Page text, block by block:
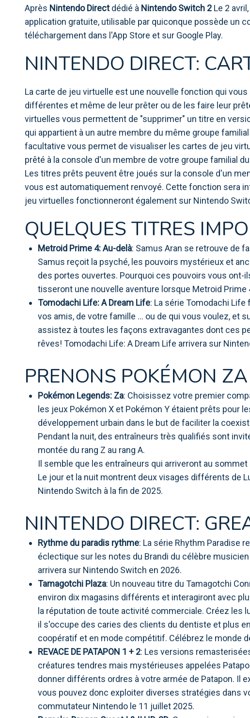
Après Nintendo Directdédié à Nintendo Switch 2 Le 2
application gratuite, utilisable par quiconque possède un
téléchargement dans l'App Store et sur Google Play.
NINTENDO DIRECT:
La carte de jeu virtuelle est une nouvelle fonction qui
différentes et même de leur prêter ou de les faire leur
virtuelles vous permettent de "supprimer" un titre en
qui appartient à un autre membre du même groupe
facultative vous permet de visualiser les cartes de jeu
prêté à la console d'un membre de votre groupe familial
Les titres prêts peuvent être joués sur la console d'un
vous est automatiquement renvoyé. Cette fonction sera
jeu virtuelles fonctionneront également sur Nintendo
QUELQUES TITRES
Metroid Prime 4: Au-delà: Samus Aran se retrouve de
Samus reçoit la psyché, les pouvoirs mystérieux et
des portes ouvertes. Pourquoi ces pouvoirs vous
tisseront une nouvelle aventure lorsque Metroid
Tomodachi Life: A Dream Life: La série Tomodachi
vos amis, de votre famille ... ou de qui vous voulez, et
assistez à toutes les façons extravagantes dont ces
rêves! Tomodachi Life: A Dream Life arrivera sur
PRENONS POKÉMON ZA
Pokémon Legends: Za: Choisissez votre premier
les jeux Pokémon X et Pokémon Y étaient prêts pour
développement urbain dans le but de faciliter la
Pendant la nuit, des entraîneurs très qualifiés sont
montée du rang Z au rang A.
Il semble que les entraîneurs qui arriveront au
Le jour et la nuit montrent deux visages différents de
Nintendo Switch à la fin de 2025.
NINTENDO DIRECT:
Rythme du paradis rythme: La série Rhythm Paradise
éclectique sur les notes du Brandi du célèbre
arrivera sur Nintendo Switch en 2026.
Tamagotchi Plaza: Un nouveau titre du Tamagotchi
environ dix magasins différents et interagiront avec
la réputation de toute activité commerciale. Créez les
il s'occupe des caries des clients du dentiste et plus
coopératif et en mode compétitif. Célébrez le monde
REVACE DE PATAPON 1 + 2: Les versions
créatures tendres mais mystérieuses appelées
donner différents ordres à votre armée de Patapon. Il
vous pouvez donc exploiter diverses stratégies dans
commutateur Nintendo le 11 juillet 2025.